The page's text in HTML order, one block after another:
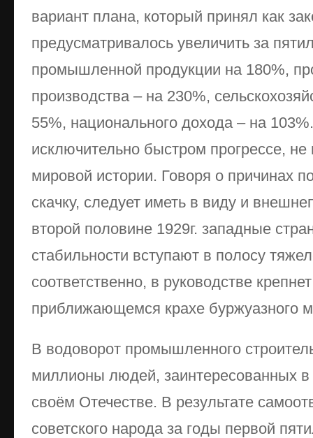
вариант плана, который принял как
предусматривалось увеличить за
промышленной продукции на 180%,
производства – на 230%,
55%, национального дохода – на
исключительно быстром прогрессе,
мировой истории. Говоря о причинах
скачку, следует иметь в виду и
второй половине 1929г. западные
стабильности вступают в полосу
соответственно, в руководстве
приближающемся крахе буржуазного
В водоворот промышленного
миллионы людей, заинтересованных
своём Отечестве. В результате
советского народа за годы первой